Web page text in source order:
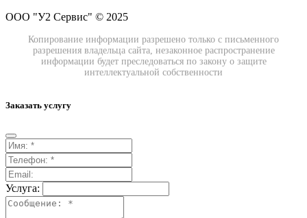
ООО "У2 Сервис" © 2025
Копирование информации разрешено только с письменного
разрешения владельца сайта, незаконное распространение
информации будет преследоваться по закону о защите
интеллектуальной собственности
Заказать услугу
Услуга: